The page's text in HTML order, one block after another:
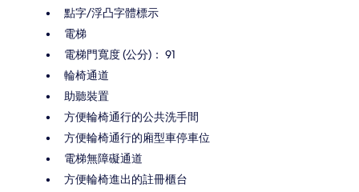
點字/浮凸字體標示
電梯
電梯門寬度 (公分)： 91
輪椅通道
助聽裝置
方便輪椅通行的公共洗手間
方便輪椅通行的廂型車停車位
電梯無障礙通道
方便輪椅進出的註冊櫃台